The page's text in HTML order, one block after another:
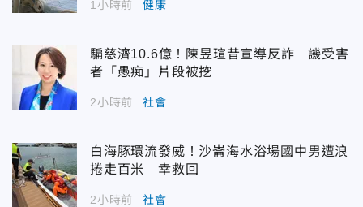
1小時前 健康
騙慈濟10.6億！陳昱瑄昔宣導反詐 譏受害
者「愚痴」片段被挖
2小時前 社會
白海豚環流發威！沙崙海水浴場國中男遭浪
捲走百米 幸救回
2小時前 社會